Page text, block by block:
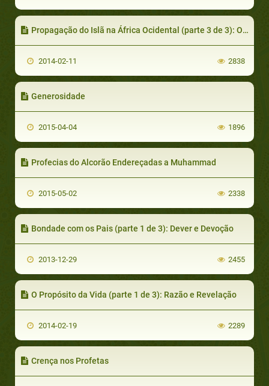
Propagação do Islã na África Ocidental (parte 3 de 3): Os Impérios de Kanem-Bornu e da Terra Hausa-Fulani
2014-02-11 2838
Generosidade
2015-04-04 1896
Profecias do Alcorão Endereçadas a Muhammad
2015-05-02 2338
Bondade com os Pais (parte 1 de 3): Dever e Devoção
2013-12-29 2455
O Propósito da Vida (parte 1 de 3): Razão e Revelação
2014-02-19 2289
Crença nos Profetas